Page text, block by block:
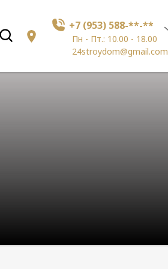
+7 (953) 588-**-**
Пн - Пт.: 10.00 - 18.00
24stroydom@gmail.com